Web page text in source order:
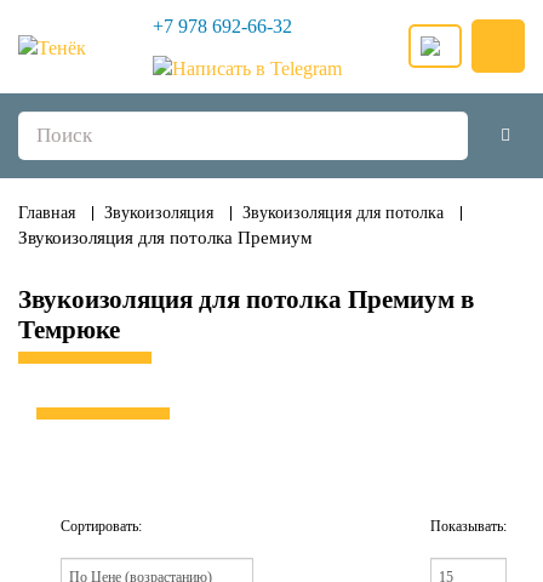
+7 978 692-66-32
Главная Звукоизоляция Звукоизоляция для потолка
Звукоизоляция для потолка Премиум
Звукоизоляция для потолка Премиум в
Темрюке
Сортировать: Показывать: